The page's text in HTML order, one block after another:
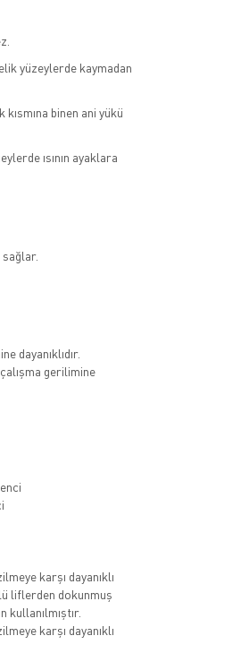
yüzeylerde kaymadan
binen ani yükü
ısının ayaklara
dayanıklıdır.
gerilimine
karşı dayanıklı
liflerden dokunmuş
kullanılmıştır.
karşı dayanıklı